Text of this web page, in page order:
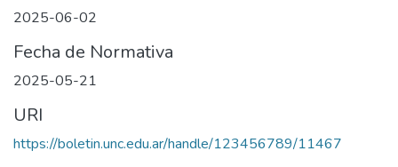
2025-06-02
Fecha de Normativa
2025-05-21
URI
https://boletin.unc.edu.ar/handle/123456789/11467